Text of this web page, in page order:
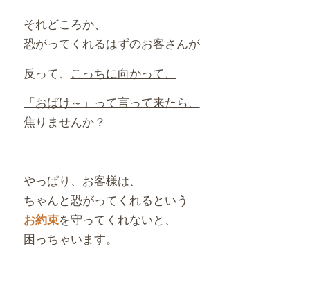
それどころか、
恐がってくれるはずのお客さんが
反って、 こっちに向かって、
「おばけ～」って言って来たら、
焦りませんか？
やっぱり、お客様は、
ちゃんと恐がってくれるという
お約束を守ってくれないと 、
困っちゃいます。